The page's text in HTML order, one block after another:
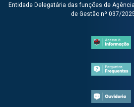
Entidade Delegatária das funções de
de Gestão nº 037/